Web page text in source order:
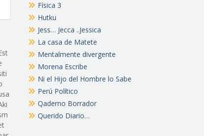
Física 3
Hutku
Jess… Jecca ..Jessica
La casa de Matete
Mentalmente divergente
Morena Escribe
Ni el Hijo del Hombre lo Sabe
Perú Político
Qaderno Borrador
Querido Diario…